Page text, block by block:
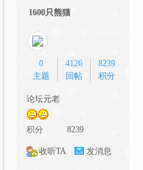
OS
1600只熊猫
0
主题
4126
回帖
8239
积分
论坛元老
积分 8239
收听TA 发消息